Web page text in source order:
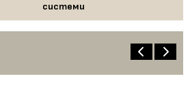
системи